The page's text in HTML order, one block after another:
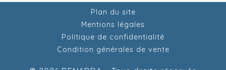
Plan du site
Mentions légales
Politique de confidentialité
Condition générales de vente